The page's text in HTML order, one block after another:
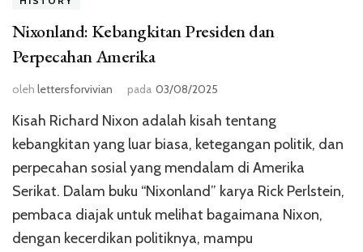
Nixonland: Kebangkitan Presiden dan
Perpecahan Amerika
oleh lettersforvivian pada 03/08/2025
Kisah Richard Nixon adalah kisah tentang
kebangkitan yang luar biasa, ketegangan politik, dan
perpecahan sosial yang mendalam di Amerika
Serikat. Dalam buku “Nixonland” karya Rick Perlstein,
pembaca diajak untuk melihat bagaimana Nixon,
dengan kecerdikan politiknya, mampu